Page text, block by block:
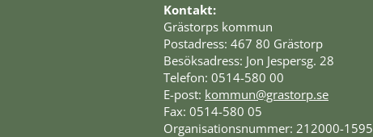
Kontakt:
Grästorps kommun
Postadress: 467 80 Grästorp
Besöksadress: Jon Jespersg. 28
Telefon: 0514-580 00
E-post: kommun@grastorp.se
Fax: 0514-580 05
Organisationsnummer: 212000-1595